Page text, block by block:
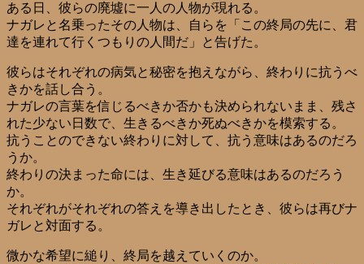
ある日、彼らの廃墟に一人の人物が現れる。
ナガレと名乗ったその人物は、自らを「この終局の先に、君
達を連れて行くつもりの人間だ」と告げた。
彼らはそれぞれの病気と秘密を抱えながら、終わりに抗うべ
きかを話し合う。
ナガレの言葉を信じるべきか否かも決められないまま、残さ
れた少ない日数で、生きるべきか死ぬべきかを模索する。
抗うことのできない終わりに対して、抗う意味はあるのだろ
うか。
終わりの決まった命には、生き延びる意味はあるのだろう
か。
それぞれがそれぞれの答えを導き出したとき、彼らは再びナ
ガレと対面する。
微かな希望に縋り、終局を越えていくのか。